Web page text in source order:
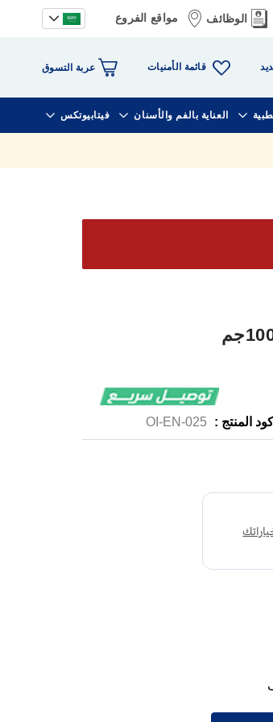
الوظائف مواقع الفروع
قائمة الأمنيات عربة التسوق
العناية بالفم والأسنان فيتابيوتكس
المنتج : OI-EN-025